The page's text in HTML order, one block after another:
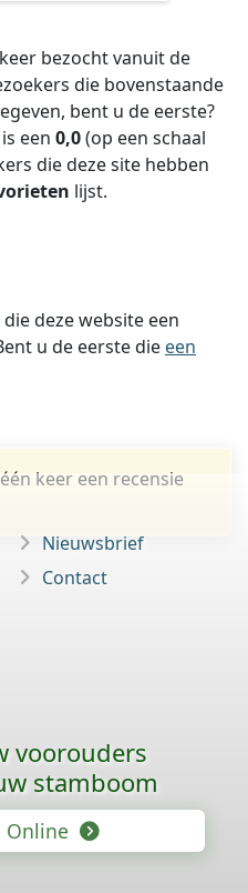
keer bezocht vanuit de
die bovenstaande
bent u de eerste?
een 0,0(op een schaal
die deze site hebben
lijst.
deze website een
u de eerste die een
keer een recensie
Nieuwsbrief
Contact
voorouders
stamboom
Online